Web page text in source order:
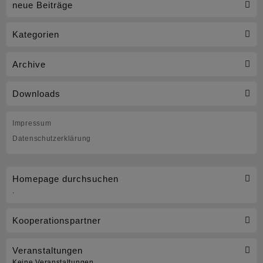
neue Beiträge
Kategorien
Archive
Downloads
Impressum
Datenschutzerklärung
und
für
BlueLiner
Crosslauf
Homepage durchsuchen
Kooperationspartner
Veranstaltungen